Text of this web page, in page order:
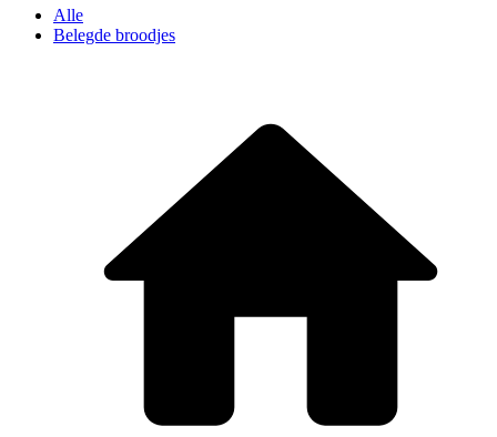
Alle
Belegde broodjes